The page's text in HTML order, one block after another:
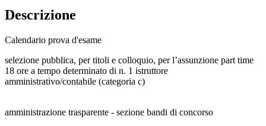
Descrizione
Calendario prova d'esame
selezione pubblica, per titoli e colloquio, per l’assunzione part time
18 ore a tempo determinato di n. 1 istruttore
amministrativo/contabile (categoria c)
amministrazione trasparente - sezione bandi di concorso